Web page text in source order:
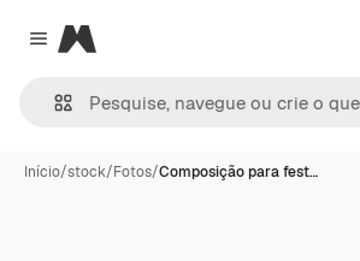
Close menu
Magnific
Início/stock/Fotos/Composição para fest…